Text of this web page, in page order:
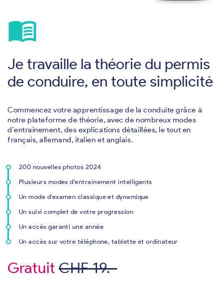
menu_book
Je travaille la théorie du permis
de conduire, en toute simplicité
Commencez votre apprentissage de la conduite grâce à
notre plateforme de théorie, avec de nombreux modes
d'entrainement, des explications détaillées, le tout en
français, allemand, italien et anglais.
200 nouvelles photos 2024
Plusieurs modes d'entrainement intelligents
Un mode d'examen classique et dynamique
Un suivi complet de votre progression
Un accès garanti une année
Un accès sur votre téléphone, tablette et ordinateur
Gratuit CHF 19.-